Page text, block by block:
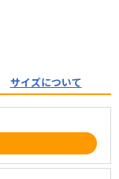
サイズについて